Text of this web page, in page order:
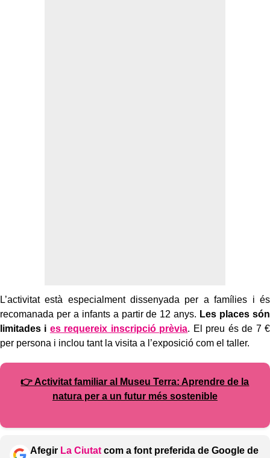
L’activitat està especialment dissenyada per a famílies i és
recomanada per a infants a partir de 12 anys. Les places són
limitades i es requereix inscripció prèvia. El preu és de 7 €
per persona i inclou tant la visita a l’exposició com el taller.
👉 Activitat familiar al Museu Terra: Aprendre de la
natura per a un futur més sostenible
Afegir La Ciutat com a font preferida de Google de